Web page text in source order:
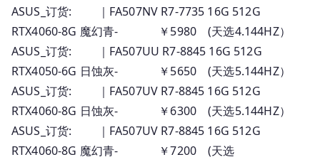
ASUS_订货: ｜FA507NV R7-7735 16G 512G
RTX4060-8G 魔幻青- ￥5980 (天选4.144HZ）
ASUS_订货: ｜FA507UU R7-8845 16G 512G
RTX4050-6G 日蚀灰- ￥5650 (天选5.144HZ）
ASUS_订货: ｜FA507UV R7-8845 16G 512G
RTX4060-8G 日蚀灰- ￥6300 (天选5.144HZ）
ASUS_订货: ｜FA507UV R7-8845 16G 512G
RTX4060-8G 魔幻青- ￥7200 (天选